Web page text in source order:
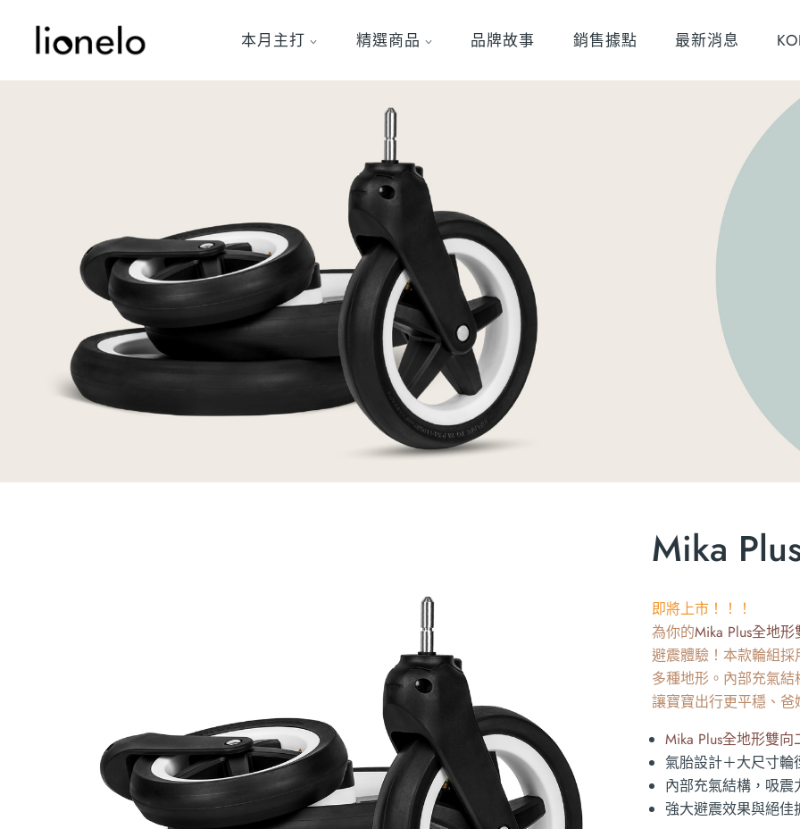
本月主打 精選商品 品牌故事 銷售據點 最新消息
Mika
即將上市！！！
為你的Mika Plus全地形
避震體驗！本款輪組
多種地形。內部充氣
讓寶寶出行更平穩、
Mika Plus全地形雙向
氣胎設計＋大尺寸
內部充氣結構，吸震
強大避震效果與絕佳